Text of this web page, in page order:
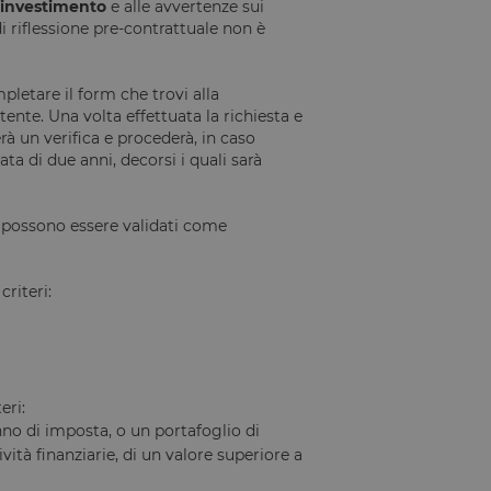
e alle avvertenze sui
pre-contrattuale non è
il form che trovi alla
Una volta effettuata la richiesta e
un verifica e procederà, in caso
di due anni, decorsi i quali sarà
essere validati come
di imposta, o un portafoglio di
finanziarie, di un valore superiore a